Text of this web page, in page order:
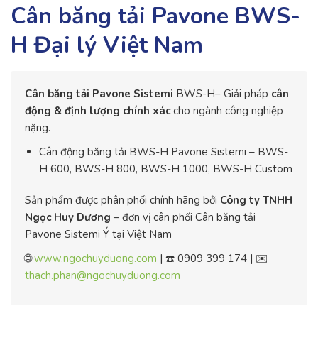
Cân băng tải Pavone BWS-
H Đại lý Việt Nam
Cân băng tải Pavone Sistemi BWS-H– Giải pháp cân
động & định lượng chính xáccho ngành công nghiệp
nặng.
Cân động băng tải BWS-H Pavone Sistemi – BWS-
H 600, BWS-H 800, BWS-H 1000, BWS-H Custom
Sản phẩm được phân phối chính hãng bởi Công ty TNHH
Ngọc Huy Dương – đơn vị cân phối Cân băng tải
Pavone Sistemi Ý tại Việt Nam
🌐www.ngochuyduong.com | ☎️ 0909 399 174 | ✉️
thach.phan@ngochuyduong.com